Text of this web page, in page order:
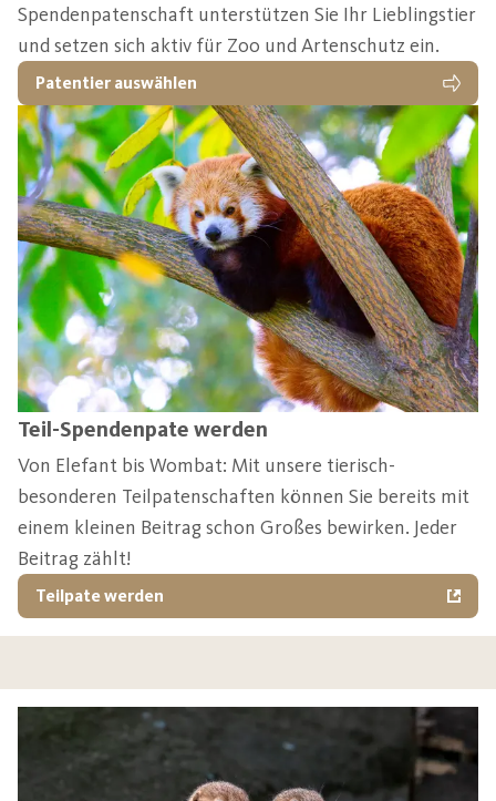
Spendenpatenschaft unterstützen Sie Ihr Lieblingstier
und setzen sich aktiv für Zoo und Artenschutz ein.
Patentier auswählen
Teil-Spendenpate werden
Von Elefant bis Wombat: Mit unsere tierisch-
besonderen Teilpatenschaften können Sie bereits mit
einem kleinen Beitrag schon Großes bewirken. Jeder
Beitrag zählt!
Teilpate werden